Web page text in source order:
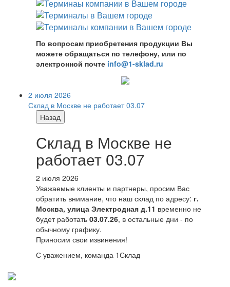
По вопросам приобретения продукции Вы
можете обращаться по телефону, или по
электронной почте info@1-sklad.ru
2 июля 2026
Склад в Москве не работает 03.07
Назад
Склад в Москве не
работает 03.07
2 июля 2026
Уважаемые клиенты и партнеры, просим Вас
обратить внимание, что наш склад по адресу: г.
Москва, улица Электродная д.11 временно не
будет работать 03.07.26, в остальные дни - по
обычному графику.
Приносим свои извинения!
С уважением, команда 1Склад